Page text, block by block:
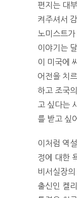
편지는 대
켜주셔서
노미스트
이야기는
이 미국에
어전을 치
하고 조국
고 싶다는
를 받고 싶
이처럼 역
정에 대한
비서실장
출신인 켈